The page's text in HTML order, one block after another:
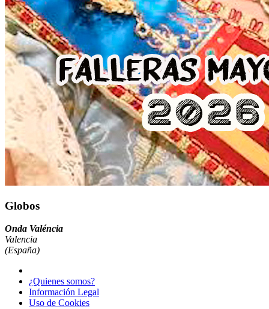
Globos
Onda Valéncia
Valencia
(España)
¿Quienes somos?
Información Legal
Uso de Cookies